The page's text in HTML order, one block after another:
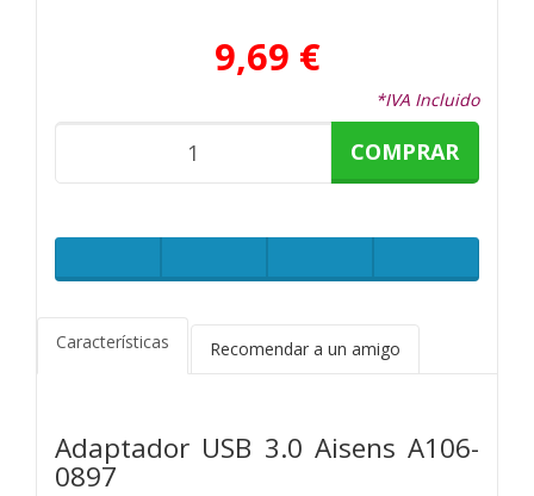
9,69 €
*IVA Incluido
COMPRAR
Características Recomendar a un amigo
Adaptador USB 3.0 Aisens A106-
0897